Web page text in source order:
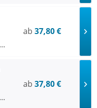
ab 37,80 €
ab 37,80 €